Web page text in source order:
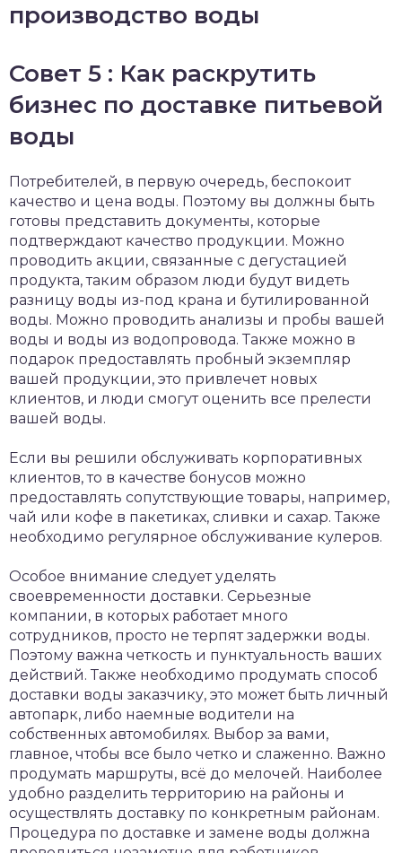
производство воды
Совет 5 : Как раскрутить
бизнес по доставке питьевой
воды
Потребителей, в первую очередь, беспокоит
качество и цена воды. Поэтому вы должны быть
готовы представить документы, которые
подтверждают качество продукции. Можно
проводить акции, связанные с дегустацией
продукта, таким образом люди будут видеть
разницу воды из-под крана и бутилированной
воды. Можно проводить анализы и пробы вашей
воды и воды из водопровода. Также можно в
подарок предоставлять пробный экземпляр
вашей продукции, это привлечет новых
клиентов, и люди смогут оценить все прелести
вашей воды.
Если вы решили обслуживать корпоративных
клиентов, то в качестве бонусов можно
предоставлять сопутствующие товары, например,
чай или кофе в пакетиках, сливки и сахар. Также
необходимо регулярное обслуживание кулеров.
Особое внимание следует уделять
своевременности доставки. Серьезные
компании, в которых работает много
сотрудников, просто не терпят задержки воды.
Поэтому важна четкость и пунктуальность ваших
действий. Также необходимо продумать способ
доставки воды заказчику, это может быть личный
автопарк, либо наемные водители на
собственных автомобилях. Выбор за вами,
главное, чтобы все было четко и слаженно. Важно
продумать маршруты, всё до мелочей. Наиболее
удобно разделить территорию на районы и
осуществлять доставку по конкретным районам.
Процедура по доставке и замене воды должна